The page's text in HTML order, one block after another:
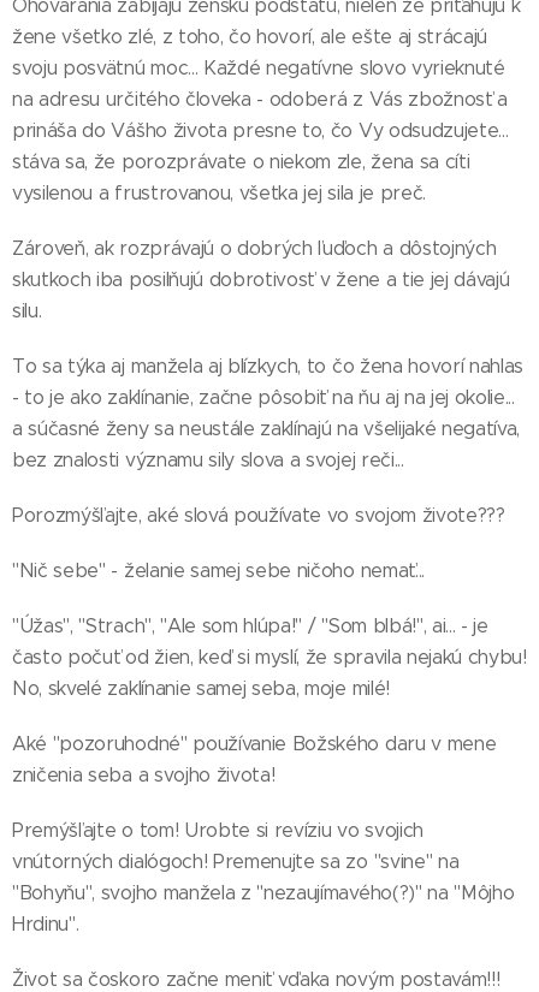
Ohovárania zabíjajú ženskú podstatu, nielen že priťahujú k
žene všetko zlé, z toho, čo hovorí, ale ešte aj strácajú
svoju posvätnú moc... Každé negatívne slovo vyrieknuté
na adresu určitého človeka - odoberá z Vás zbožnosť a
prináša do Vášho života presne to, čo Vy odsudzujete...
stáva sa, že porozprávate o niekom zle, žena sa cíti
vysilenou a frustrovanou, všetka jej sila je preč.
Zároveň, ak rozprávajú o dobrých ľuďoch a dôstojných
skutkoch iba posilňujú dobrotivosť v žene a tie jej dávajú
silu.
To sa týka aj manžela aj blízkych, to čo žena hovorí nahlas
- to je ako zaklínanie, začne pôsobiť na ňu aj na jej okolie...
a súčasné ženy sa neustále zaklínajú na všelijaké negatíva,
bez znalosti významu sily slova a svojej reči...
Porozmýšľajte, aké slová používate vo svojom živote???
"Nič sebe" - želanie samej sebe ničoho nemať...
"Úžas", "Strach", "Ale som hlúpa!" / "Som blbá!", ai... - je
často počuť od žien, keď si myslí, že spravila nejakú chybu!
No, skvelé zaklínanie samej seba, moje milé!
Aké "pozoruhodné" používanie Božského daru v mene
zničenia seba a svojho života!
Premýšľajte o tom! Urobte si revíziu vo svojich
vnútorných dialógoch! Premenujte sa zo "svine" na
"Bohyňu", svojho manžela z "nezaujímavého(?)" na "Môjho
Hrdinu".
Život sa čoskoro začne meniť vďaka novým postavám!!!